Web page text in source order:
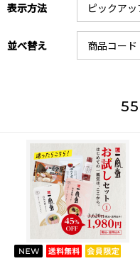
表示方法
並べ替え
55